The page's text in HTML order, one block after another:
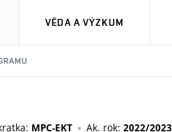
VĚDA A VÝZKUM
MPC-EKT Ak. rok: 2022/2023